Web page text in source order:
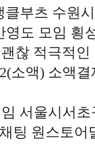
클부츠 수원
영도 모임 횡
찮 적극적
소액) 소액
임 서울시서
팅 원스토어